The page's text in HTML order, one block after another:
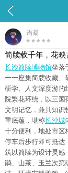

语凝
简牍载千年，花
长沙简牍博物馆坐落
一一座集简牍收藏、
研学、人文深度游的
院繁花环绕，以三
文明记忆，兼具知识
重底蕴，堪称长沙城
十分便利，地处市区
停车后步行即可抵达
筑以简牍为设计灵感
鹃、山茶、玉兰次第